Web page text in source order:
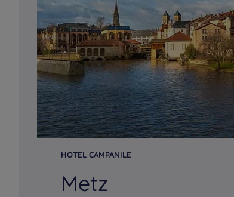
HOTEL CAMPANILE
Metz